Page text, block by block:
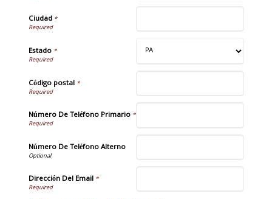
Ciudad*
Estado*
Código postal*
Número De Teléfono Primario*
Número De Teléfono Alterno
Dirección Del Email*